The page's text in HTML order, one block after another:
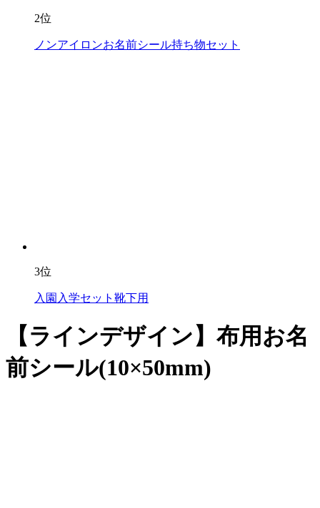
2位
ノンアイロンお名前シール持ち物セット
3位
入園入学セット靴下用
【ラインデザイン】布用お名
前シール(10×50mm)